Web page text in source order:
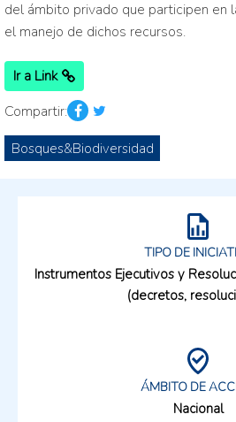
del ámbito privado que participen en
el manejo de dichos recursos.
Ir a Link
Compartir:
Bosques&Biodiversidad
TIPO DE
Instrumentos Ejecutivos y
(decretos,
ÁMBITO DE
Nacional